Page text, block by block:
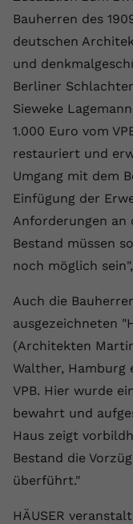
Bauherren des
deutschen
und
Berliner
Sieweke
1.000 Euro vom
restauriert und
Umgang mit dem
Einfügung der
Anforderungen an
Bestand müssen
noch möglich
Auch die
ausgezeichneten
(Architekten
Walther, Hamburg
VPB. Hier wurde
bewahrt und
Haus zeigt
Bestand die
überführt."
HÄUSER
Name
Anbieter
Laufzeit
Zweck
Name yt-
Anbieter
Laufzeit